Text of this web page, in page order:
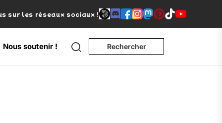
sur les réseaux sociaux !
Nous soutenir ! Search Rechercher